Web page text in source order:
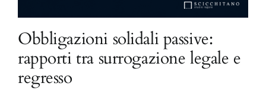
Obbligazioni solidali passive:
rapporti tra surrogazione legale e
regresso